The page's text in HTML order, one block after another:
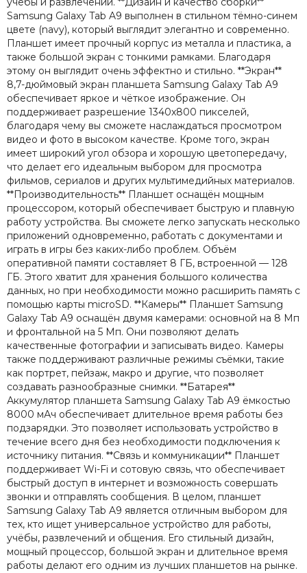
Samsung Galaxy Tab A9 выполнен в стильном тёмно-синем
цвете (navy), который выглядит элегантно и современно.
Планшет имеет прочный корпус из металла и пластика, а
также большой экран с тонкими рамками. Благодаря
этому он выглядит очень эффектно и стильно. **Экран**
8,7-дюймовый экран планшета Samsung Galaxy Tab A9
обеспечивает яркое и чёткое изображение. Он
поддерживает разрешение 1340x800 пикселей,
благодаря чему вы сможете наслаждаться просмотром
видео и фото в высоком качестве. Кроме того, экран
имеет широкий угол обзора и хорошую цветопередачу,
что делает его идеальным выбором для просмотра
фильмов, сериалов и других мультимедийных материалов.
**Производительность** Планшет оснащён мощным
процессором, который обеспечивает быструю и плавную
работу устройства. Вы сможете легко запускать несколько
приложений одновременно, работать с документами и
играть в игры без каких-либо проблем. Объём
оперативной памяти составляет 8 ГБ, встроенной — 128
ГБ. Этого хватит для хранения большого количества
данных, но при необходимости можно расширить память с
помощью карты microSD. **Камеры** Планшет Samsung
Galaxy Tab A9 оснащён двумя камерами: основной на 8 Мп
и фронтальной на 5 Мп. Они позволяют делать
качественные фотографии и записывать видео. Камеры
также поддерживают различные режимы съёмки, такие
как портрет, пейзаж, макро и другие, что позволяет
создавать разнообразные снимки. **Батарея**
Аккумулятор планшета Samsung Galaxy Tab A9 ёмкостью
8000 мАч обеспечивает длительное время работы без
подзарядки. Это позволяет использовать устройство в
течение всего дня без необходимости подключения к
источнику питания. **Связь и коммуникации** Планшет
поддерживает Wi-Fi и сотовую связь, что обеспечивает
быстрый доступ в интернет и возможность совершать
звонки и отправлять сообщения. В целом, планшет
Samsung Galaxy Tab A9 является отличным выбором для
тех, кто ищет универсальное устройство для работы,
учёбы, развлечений и общения. Его стильный дизайн,
мощный процессор, большой экран и длительное время
работы делают его одним из лучших планшетов на рынке.